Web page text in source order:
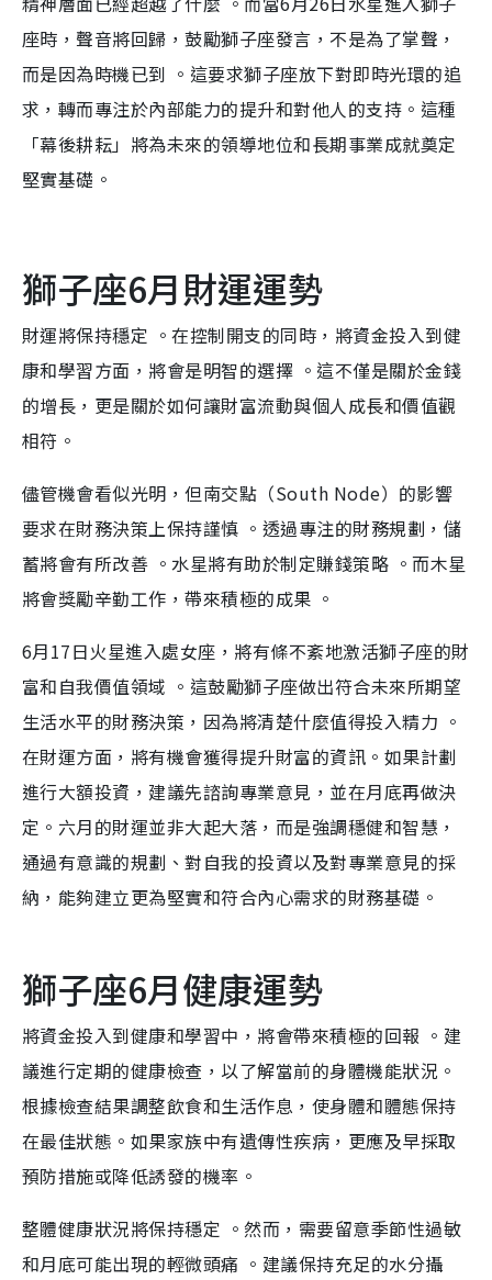
座時，聲音將回歸，鼓勵獅子座發言，不是為了掌聲，
而是因為時機已到 。這要求獅子座放下對即時光環的追
求，轉而專注於內部能力的提升和對他人的支持。這種
「幕後耕耘」將為未來的領導地位和長期事業成就奠定
堅實基礎。
獅子座6月財運運勢
財運將保持穩定 。在控制開支的同時，將資金投入到健
康和學習方面，將會是明智的選擇 。這不僅是關於金錢
的增長，更是關於如何讓財富流動與個人成長和價值觀
相符。
儘管機會看似光明，但南交點（South Node）的影響
要求在財務決策上保持謹慎 。透過專注的財務規劃，儲
蓄將會有所改善 。水星將有助於制定賺錢策略 。而木星
將會獎勵辛勤工作，帶來積極的成果 。
6月17日火星進入處女座，將有條不紊地激活獅子座的財
富和自我價值領域 。這鼓勵獅子座做出符合未來所期望
生活水平的財務決策，因為將清楚什麼值得投入精力 。
在財運方面，將有機會獲得提升財富的資訊。如果計劃
進行大額投資，建議先諮詢專業意見，並在月底再做決
定。六月的財運並非大起大落，而是強調穩健和智慧，
通過有意識的規劃、對自我的投資以及對專業意見的採
納，能夠建立更為堅實和符合內心需求的財務基礎。
獅子座6月健康運勢
將資金投入到健康和學習中，將會帶來積極的回報 。建
議進行定期的健康檢查，以了解當前的身體機能狀況。
根據檢查結果調整飲食和生活作息，使身體和體態保持
在最佳狀態。如果家族中有遺傳性疾病，更應及早採取
預防措施或降低誘發的機率。
整體健康狀況將保持穩定 。然而，需要留意季節性過敏
和月底可能出現的輕微頭痛 。建議保持充足的水分攝